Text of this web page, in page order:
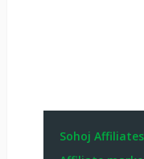
Sohoj Affiliates